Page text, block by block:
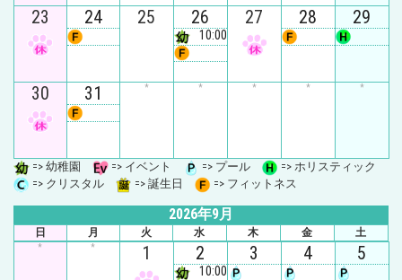
23 24 25 26
10:00
27 28 29
30 31 * * * * *
=> 幼稚園 => イベント => プール
=> ホリスティック
=> クリスタル
=> 誕生日 => フィットネス
2026年9月
日 月 火 水 木 金 土
* * 1 2
10:00
3 4 5